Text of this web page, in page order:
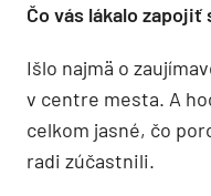
Čo vás lákalo zapojiť
Išlo najmä o
v centre mesta. A
celkom jasné, čo
radi zúčastnili.